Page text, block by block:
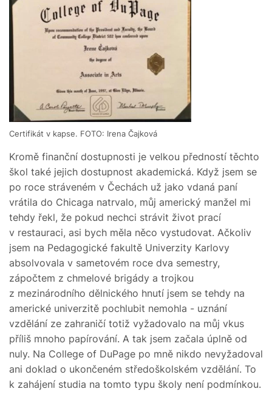
Certifikát v kapse. FOTO: Irena Čajková
Kromě finanční dostupnosti je velkou předností těchto
škol také jejich dostupnost akademická. Když jsem se
po roce stráveném v Čechách už jako vdaná paní
vrátila do Chicaga natrvalo, můj americký manžel mi
tehdy řekl, že pokud nechci strávit život prací
v restauraci, asi bych měla něco vystudovat. Ačkoliv
jsem na Pedagogické fakultě Univerzity Karlovy
absolvovala v sametovém roce dva semestry,
zápočtem z chmelové brigády a trojkou
z mezinárodního dělnického hnutí jsem se tehdy na
americké univerzitě pochlubit nemohla - uznání
vzdělání ze zahraničí totiž vyžadovalo na můj vkus
příliš mnoho papírování. A tak jsem začala úplně od
nuly. Na College of DuPage po mně nikdo nevyžadoval
ani doklad o ukončeném středoškolském vzdělání. To
k zahájení studia na tomto typu školy není podmínkou.